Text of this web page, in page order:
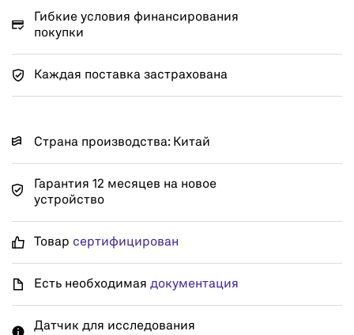
Гибкие условия финансирования
покупки
Каждая поставка застрахована
Страна производства: Китай
Гарантия 12 месяцев на новое
устройство
Товар сертифицирован
Есть необходимая документация
Датчик для исследования